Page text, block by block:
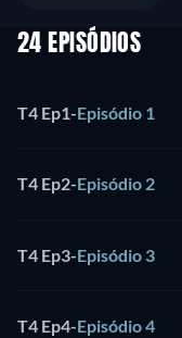
24 EPISÓDIOS
T4 Ep1-Episódio 1
T4 Ep2-Episódio 2
T4 Ep3-Episódio 3
T4 Ep4-Episódio 4